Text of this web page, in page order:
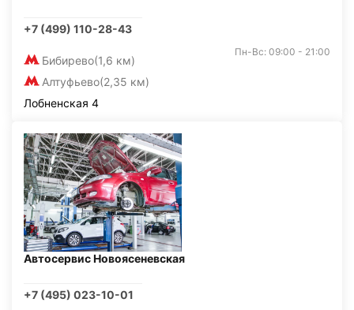
+7 (499) 110-28-43
Бибирево(1,6 км)
Алтуфьево(2,35 км)
Пн-Вс: 09:00 - 21:00
Лобненская 4
Автосервис Новоясеневская
+7 (495) 023-10-01